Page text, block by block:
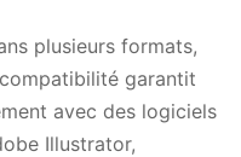
plusieurs formats,
garantit
avec des logiciels
Illustrator,